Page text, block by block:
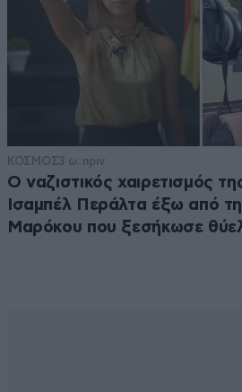
ΚΟΣΜΟΣ3 ω. πριν
Ο ναζιστικός χαιρετισμός
Ισαμπέλ Περάλτα έξω από
Μαρόκου που ξεσήκωσε